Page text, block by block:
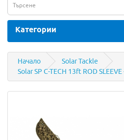
Категории
Начало
Solar Tackle
Solar SP C-TECH 13ft ROD